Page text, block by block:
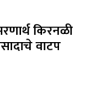
किरनळी
वाटप